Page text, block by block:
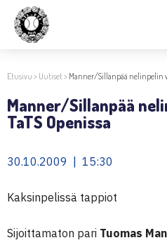
Etusivu > Uutiset> Manner/Sillanpää nelinpelin
Manner/Sillanpää
TaTS Openissa
30.10.2009 | 15:30
Kaksinpelissä tappiot
Sijoittamaton pari Tuomas